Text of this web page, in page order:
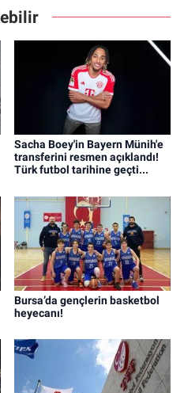
Sacha Boey'in Bayern Münih'e
transferini resmen açıklandı!
Türk futbol tarihine geçti...
Bursa’da gençlerin basketbol
heyecanı!